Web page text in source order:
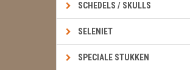
SCHEDELS / SKULLS
SELENIET
SPECIALE STUKKEN